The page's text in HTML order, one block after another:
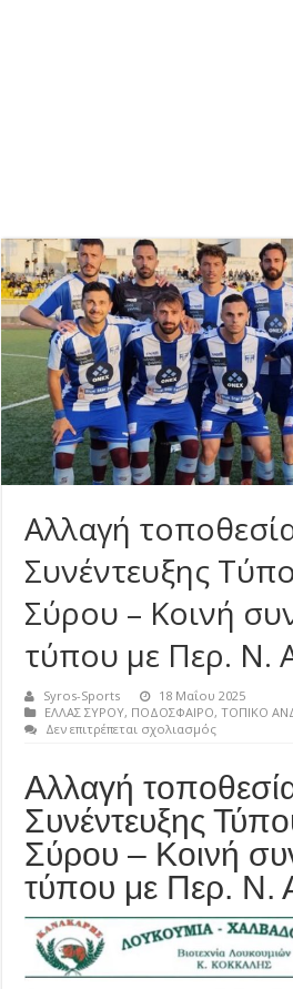
Αλλαγή
Συνέντευξης
Σύρου – Κοινή
τύπου με Περ. Ν.
Syros-Sports
18 Μαΐου 2025
ΕΛΛΑΣ ΣΥΡΟΥ, ΠΟΔΟΣΦΑΙΡΟ,ΤΟΠΙΚΟ
Δεν επιτρέπεται σχολιασμόςστο
της
Συνέντευξης
Τύπου
Ελλάς
Σύρου
–
Κοινή
συνέντευξη
με
Περ.
Ν.
Αιγαίου
Αλλαγή
Συνέντευξης
Σύρου – Κοινή
τύπου με Περ. Ν.